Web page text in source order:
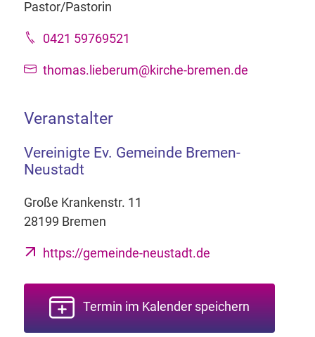
Pastor/Pastorin
0421 59769521
thomas.lieberum@kirche-bremen.de
Veranstalter
Vereinigte Ev. Gemeinde Bremen-
Neustadt
Große Krankenstr. 11
28199 Bremen
https://gemeinde-neustadt.de
Termin im Kalender speichern